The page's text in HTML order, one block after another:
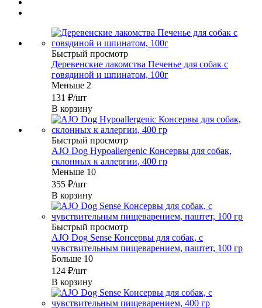
Быстрый просмотр
Деревенские лакомства Печенье для собак с
говядиной и шпинатом, 100г
Меньше 2
131 ₽/шт
В корзину
Быстрый просмотр
AJO Dog Hypoallergenic Консервы для собак,
склонных к аллергии, 400 гр
Меньше 10
355 ₽/шт
В корзину
Быстрый просмотр
AJO Dog Sense Консервы для собак, с
чувствительным пищеварением, паштет, 100 гр
Больше 10
124 ₽/шт
В корзину